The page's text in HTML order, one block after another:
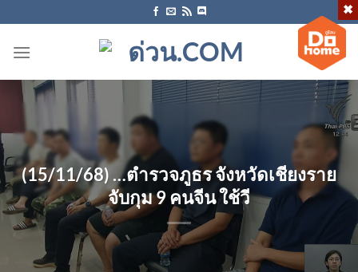
ไป
(15/11/68) …ตำรวจภูธร จังหวัดเชียงราย
จับกุม 9 คนจีน ใช้วี